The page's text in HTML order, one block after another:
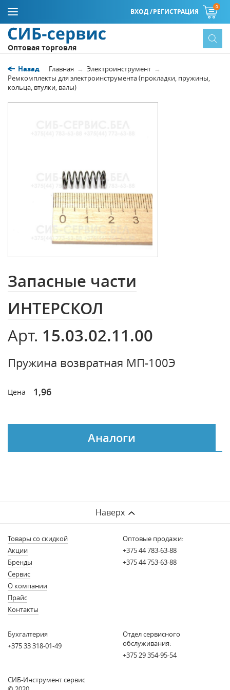
ВХОД /РЕГИСТРАЦИЯ
0
Оптовая торговля
Назад Главная
Электроинструмент
Ремкомплекты для электроинструмента (прокладки, пружины,
кольца, втулки, валы)
Запасные части
ИНТЕРСКОЛ
Арт. 15.03.02.11.00
Пружина возвратная МП-100Э
Цена 1,96
Аналоги
Наверх
Товары со скидкой
Акции
Бренды
Сервис
О компании
Прайс
Контакты
Оптовые продажи:
+375 44 783-63-88
+375 44 753-63-88
Бухгалтерия
+375 33 318-01-49
Отдел сервисного
обслуживания:
+375 29 354-95-54
СИБ-Инструмент сервис